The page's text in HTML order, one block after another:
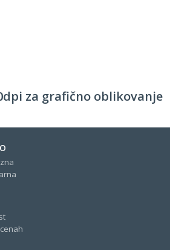
za grafično oblikovanje